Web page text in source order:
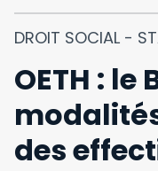
DROIT SOCIAL -
OETH : le
des